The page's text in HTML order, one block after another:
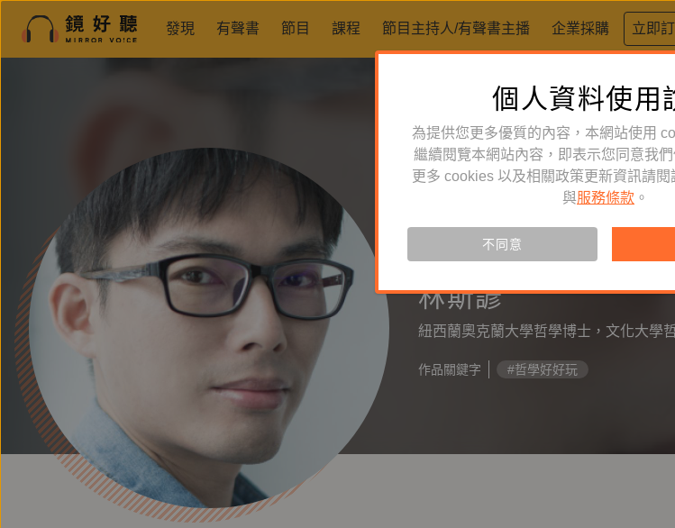
發現 有聲書 節目 課程 節目主持人/有聲書主播 企業採購 立即
節目主持人
林斯諺
紐西蘭奧克蘭大學哲學博士，文化大學
作品關鍵字 #哲學好好玩
個人資料使用
為提供您更多優質的內容，本網站使用
繼續閱覽本網站內容，即表示您同意我
更多 cookies 以及相關政策更新資訊請閱
與服務條款 。
不同意